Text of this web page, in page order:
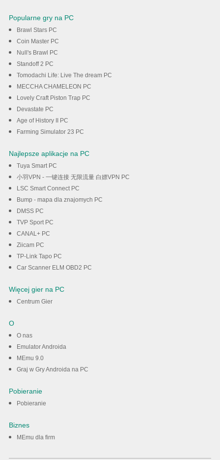
Popularne gry na PC
Brawl Stars PC
Coin Master PC
Null's Brawl PC
Standoff 2 PC
Tomodachi Life: Live The dream PC
MECCHA CHAMELEON PC
Lovely Craft Piston Trap PC
Devastate PC
Age of History II PC
Farming Simulator 23 PC
Najlepsze aplikacje na PC
Tuya Smart PC
小羽VPN - 一键连接 无限流量 白嫖VPN PC
LSC Smart Connect PC
Bump - mapa dla znajomych PC
DMSS PC
TVP Sport PC
CANAL+ PC
Ziicam PC
TP-Link Tapo PC
Car Scanner ELM OBD2 PC
Więcej gier na PC
Centrum Gier
O
O nas
Emulator Androida
MEmu 9.0
Graj w Gry Androida na PC
Pobieranie
Pobieranie
Biznes
MEmu dla firm